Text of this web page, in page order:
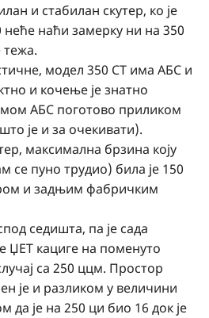
и стабилан скутер, ко је
неће наћи замерку ни на 350
тежа.
модел 350 СТ има АБС и
и кочење је знатно
АБС поготово приликом
је и за очекивати).
максимална брзина коју
се пуно трудио) била је 150
и задњим фабричким
седишта, па је сада
ЏЕТ кациге на поменуто
са 250 ццм. Простор
је и разликом у величини
да је на 250 ци био 16 док је